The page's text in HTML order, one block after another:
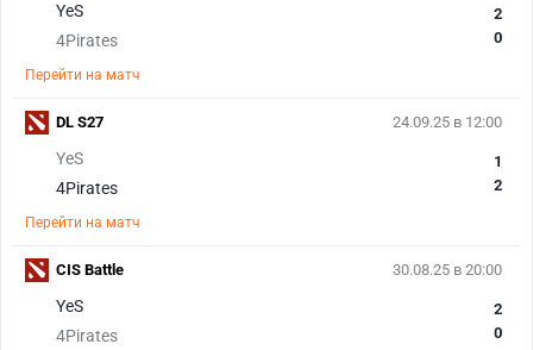
YeS
4Pirates
2
0
Перейти на матч
24.09.25 в 12:00
YeS
4Pirates
1
2
Перейти на матч
DL S27
30.08.25 в 20:00
YeS
4Pirates
2
0
CIS Battle